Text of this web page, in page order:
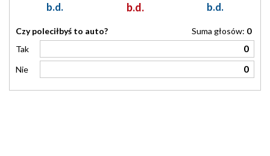
b.d. b.d. b.d.
Czy poleciłbyś to auto? Suma głosów: 0
Tak
0
Nie 0